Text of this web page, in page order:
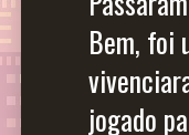
Bem, foi
jogado